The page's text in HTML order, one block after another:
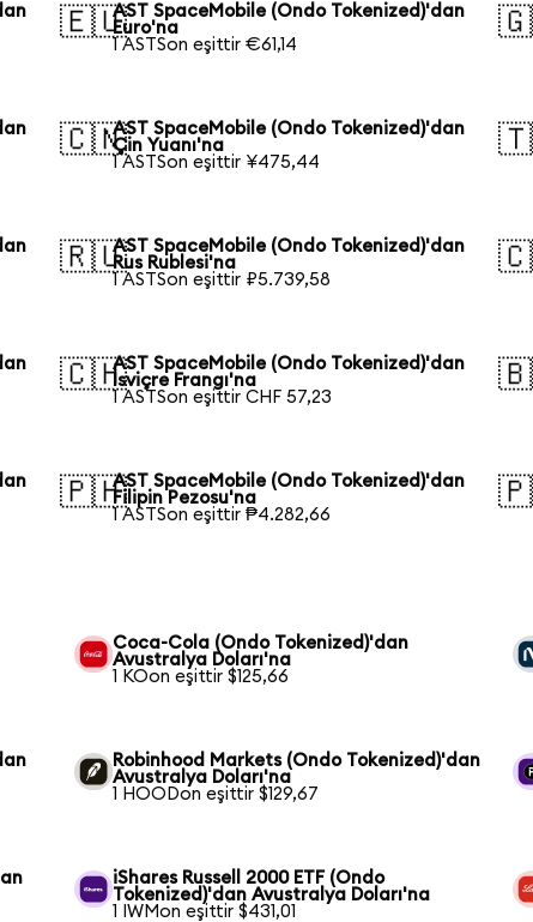
🇪🇺AST SpaceMobile (Ondo Tokenized)'dan
Euro'na
1 ASTSon eşittir €61,14
🇨🇳AST SpaceMobile (Ondo Tokenized)'dan
Çin Yuanı'na
1 ASTSon eşittir ¥475,44
🇷🇺AST SpaceMobile (Ondo Tokenized)'dan
Rus Rublesi'na
1 ASTSon eşittir ₽5.739,58
🇨🇭AST SpaceMobile (Ondo Tokenized)'dan
İsviçre Frangı'na
1 ASTSon eşittir CHF 57,23
🇵🇭AST SpaceMobile (Ondo Tokenized)'dan
Filipin Pezosu'na
1 ASTSon eşittir ₱4.282,66
Coca-Cola (Ondo Tokenized)'dan
Avustralya Doları'na
1 KOon eşittir $125,66
Robinhood Markets (Ondo Tokenized)'dan
Avustralya Doları'na
1 HOODon eşittir $129,67
iShares Russell 2000 ETF (Ondo
Tokenized)'dan Avustralya Doları'na
1 IWMon eşittir $431,01